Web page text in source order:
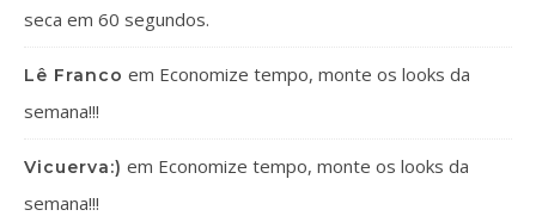
seca em 60 segundos.
Lê Franco em Economize tempo, monte os looks da
semana!!!
Vicuerva:) em Economize tempo, monte os looks da
semana!!!